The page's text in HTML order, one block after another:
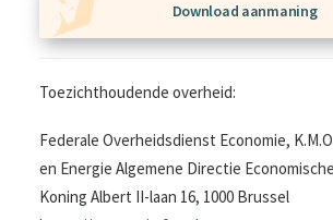
Download aanmaning
Toezichthoudende overheid:
Federale Overheidsdienst Economie,
en Energie Algemene Directie
Koning Albert II-laan 16, 1000 Brussel